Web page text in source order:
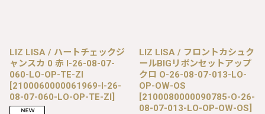
LIZ LISA / ハートチェックジ
ャンスカ 0 赤 I-26-08-07-
060-LO-OP-TE-ZI
[2100060000061969-I-26-
08-07-060-LO-OP-TE-ZI]
LIZ LISA / フロントカシュク
ールBIGリボンセットアップ
クロ O-26-08-07-013-LO-
OP-OW-OS
[2100080000090785-O-26-
08-07-013-LO-OP-OW-OS]